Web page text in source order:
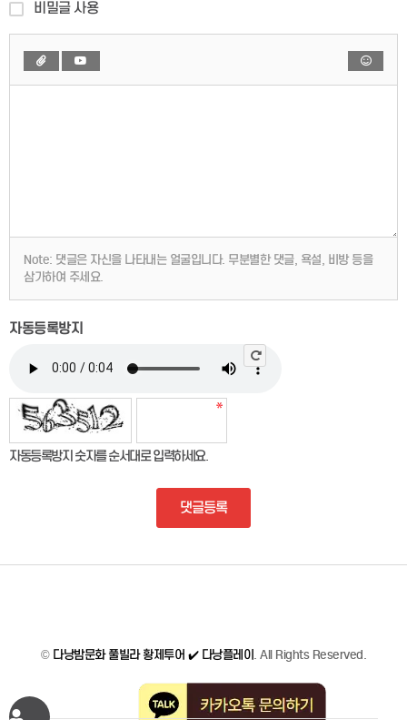
비밀글 사용
Note: 댓글은 자신을 나타내는 얼굴입니다. 무분별한 댓글, 욕설, 비방 등을
삼가하여 주세요.
자동등록방지
자동등록방지 숫자를 순서대로 입력하세요.
댓글등록
© 다낭밤문화 풀빌라 황제투어 ✔️ 다낭플레이 . All Rights Reserved.